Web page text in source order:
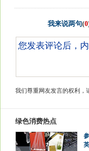
我来说两句(0
我们尊重网友发言的权利，
绿色消费热点